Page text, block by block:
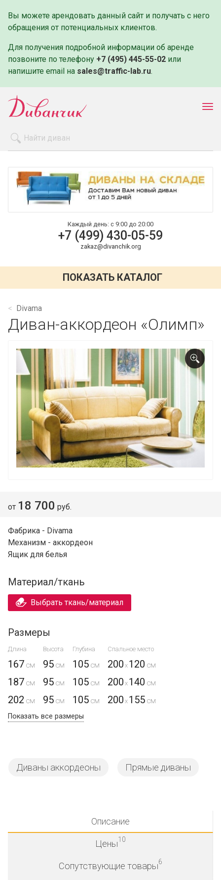
Вы можете арендовать данный сайт и получать с него
обращения от потенциальных клиентов.
Для получения подробной информации об аренде
позвоните по телефону +7 (495) 445-55-02 или
напишите email на sales@traffic-lab.ru.
Оплата и доставка
Контакты
Каждый день: с 9:00 до 20:00
+7 (499) 430-05-59
zakaz@divanchik.org
ПОКАЗАТЬ КАТАЛОГ
Divama
Диван-аккордеон «Олимп»
от 18 700 руб.
Фабрика - Divama
Механизм - аккордеон
Ящик для белья
Материал/ткань
Выбрать ткань/материал
Размеры
Длина Высота Глубина Спальное место
167 95 105 200 x 120
187
95 105 200 x 140
202
95 105 200 x 155
Показать все размеры
Диваны аккордеоны Прямые диваны
Описание
Цены10
Сопутствующие товары6